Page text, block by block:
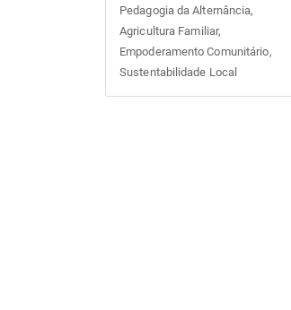
Pedagogia da Alternância,
Agricultura Familiar,
Empoderamento Comunitário,
Sustentabilidade Local